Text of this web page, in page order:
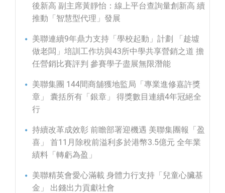
後新高 副主席黃靜怡：線上平台查詢量創新高 續
推動「智慧型代理」發展
美聯連續9年鼎力支持「學校起動」計劃 「趁墟
做老闆」培訓工作坊與43所中學共享營銷之道 擔
任營銷比賽評判 參賽學子盡展無限潛能
美聯集團 144間商舖獲地監局「專業進修嘉許獎
章」 囊括所有「銀章」 得獎數目連續4年冠絕全
行
持續改革成效彰 前瞻部署迎機遇 美聯集團報「盈
喜」 首11月除稅前溢利多於港幣3.5億元 全年業
績料「轉虧為盈」
美聯精英會愛心滿載 身體力行支持「兒童心臟基
金」 出錢出力貢獻社會